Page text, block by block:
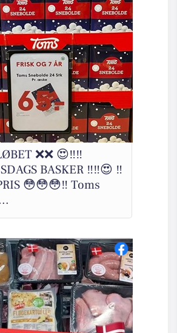
❌❌ 😍‼️‼️
BASKER ‼️‼️😍 ‼️
😳😳😳‼️ Toms